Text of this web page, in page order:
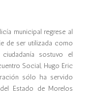
municipal regrese al
de ser utilizada como
sostuvo el
Social, Hugo Eric
sólo ha servido
Estado de Morelos